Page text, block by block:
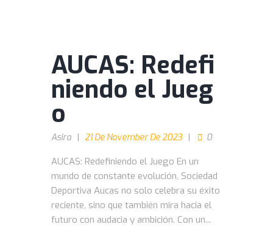
AUCAS: Redefi
niendo el Jueg
o
Asira 21 De November De 2023 0
AUCAS: Redefiniendo el Juego En un
mundo de constante evolución, Sociedad
Deportiva Aucas no solo celebra su éxito
reciente, sino que también mira hacia el
futuro con audacia y ambición. Con un...